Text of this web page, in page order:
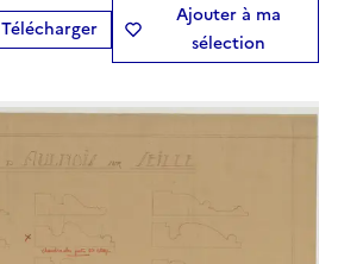
Télécharger
Ajouter à ma
sélection